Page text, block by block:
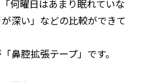
何曜日はあまり眠れていな
深い」などの比較ができて
鼻腔拡張テープ」です。